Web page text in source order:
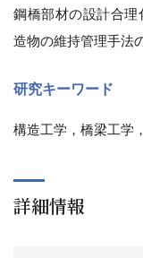
鋼橋部材の設計合
造物の維持管理手法
研究キーワード
構造工学，橋梁工学
詳細情報